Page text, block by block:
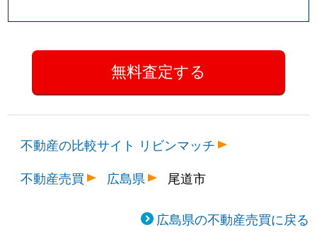
不動産の比較サイト リビンマッチ
不動産売買
広島県 尾道市
広島県の不動産売買に戻る